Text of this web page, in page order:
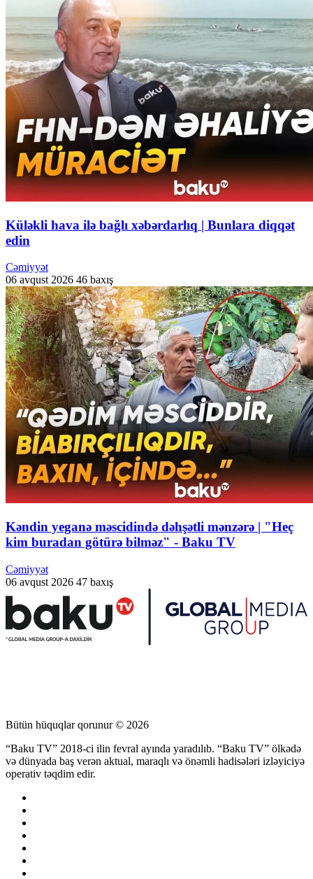
Küləkli hava ilə bağlı xəbərdarlıq | Bunlara diqqət
edin
Cəmiyyət
06 avqust 2026 46 baxış
Kəndin yeganə məscidində dəhşətli mənzərə | "Heç
kim buradan götürə bilməz" - Baku TV
Cəmiyyət
06 avqust 2026 47 baxış
Bütün hüquqlar qorunur © 2026
“Baku TV” 2018-ci ilin fevral ayında yaradılıb. “Baku TV” ölkədə
və dünyada baş verən aktual, maraqlı və önəmli hadisələri izləyiciyə
operativ təqdim edir.